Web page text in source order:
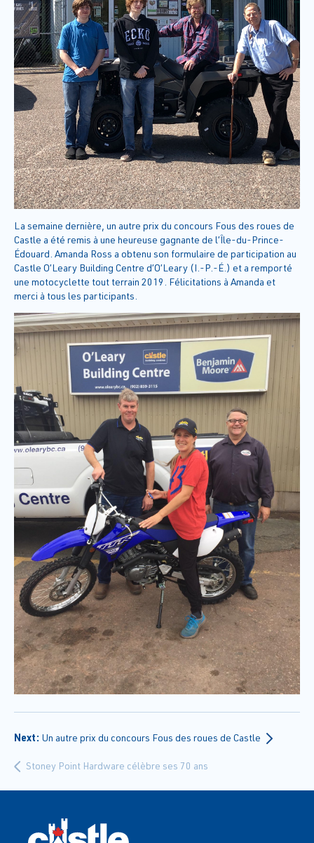
La semaine dernière, un autre prix du concours Fous des roues de
Castle a été remis à une heureuse gagnante de l’Île-du-Prince-
Édouard. Amanda Ross a obtenu son formulaire de participation au
Castle O’Leary Building Centre d’O’Leary (I.-P.-É.) et a remporté
une motocyclette tout terrain 2019. Félicitations à Amanda et
merci à tous les participants.
Stoney Point Hardware célèbre ses 70 ans
Next: Un autre prix du concours Fous des roues de Castle